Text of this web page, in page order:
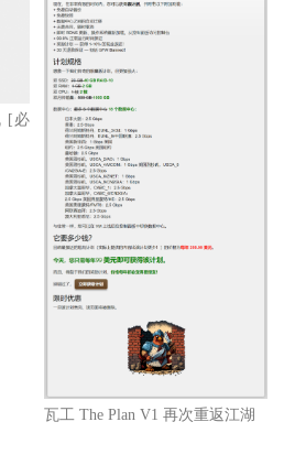
[必
瓦工 The Plan V1 再次重返江湖